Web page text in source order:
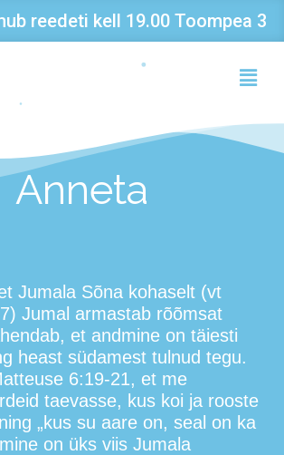
reedeti kell 19.00 Toompea 3
Menu
Anneta
Jumala Sõna kohaselt (vt
Jumal armastab rõõmsat
et andmine on täiesti
heast südamest tulnud tegu.
6:19-21, et me
taevasse, kus koi ja rooste
„kus su aare on, seal on ka
on üks viis Jumala